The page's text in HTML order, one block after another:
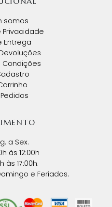
somos
Privacidade
Entrega
Condições
a Sex.
às 12:00h
às 17:00h.
e Feriados.